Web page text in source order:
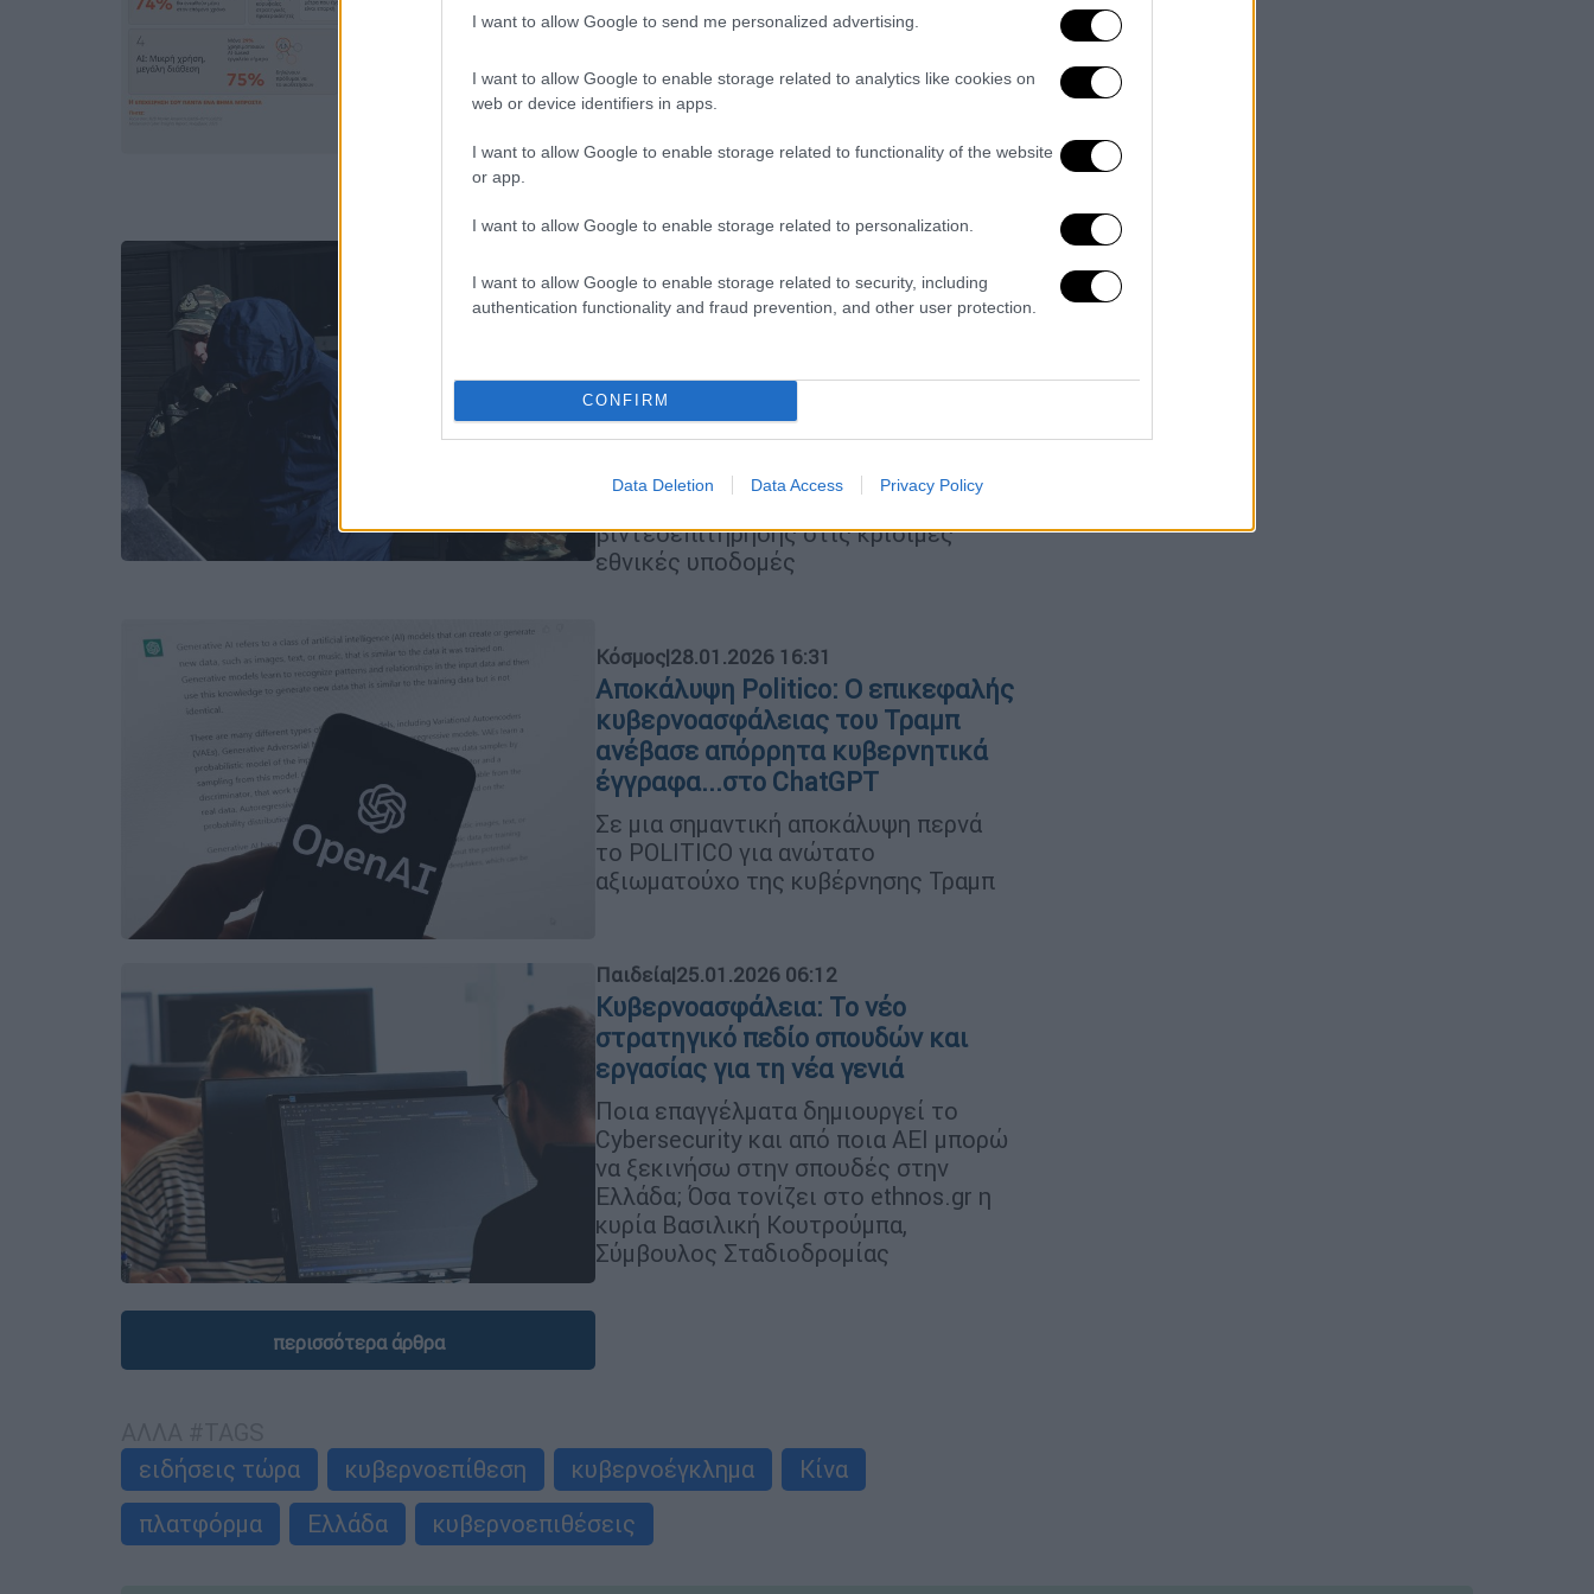
I want to allow Google to send me personalized advertising.
I want to allow Google to enable storage related to analytics like cookies on
web or device identifiers in apps.
I want to allow Google to enable storage related to functionality of the website
or app.
I want to allow Google to enable storage related to personalization.
I want to allow Google to enable storage related to security, including
authentication functionality and fraud prevention, and other user protection.
CONFIRM
Data Deletion Data Access Privacy Policy
Νέα έρευνα της Mastercard δείχνει
ότι, παρότι οι ελληνικές επιχειρήσεις
εμφανίζουν αυξημένη εξοικείωση με
τους κινδύνους των
παρουσιάζουν σημαντικά κενά
Η «ψηφιακή πολιορκία» της
Αθήνας και οι φάκελοι των
«Δούρειους Ίππους»
Η ομολογία του Σμηνάρχου στο
Αεροδικείο, οι αμερικανικοί φάκελοι
για την κυβερνοασφάλεια και η
στοχοποίηση των συστημάτων
βιντεοεπιτήρησης στις κρίσιμες
εθνικές υποδομές
Κόσμος|28.01.2026 16:31
Αποκάλυψη Politico: Ο επικεφαλής
κυβερνοασφάλειας του Τραμπ
ανέβασε απόρρητα κυβερνητικά
έγγραφα...στο ChatGPT
Σε μια σημαντική αποκάλυψη περνά
το POLITICO για ανώτατο
αξιωματούχο της κυβέρνησης Τραμπ
Παιδεία|25.01.2026 06:12
Κυβερνοασφάλεια: Το νέο
στρατηγικό πεδίο σπουδών και
εργασίας για τη νέα γενιά
Ποια επαγγέλματα δημιουργεί το
Cybersecurity και από ποια ΑΕΙ μπορώ
να ξεκινήσω στην σπουδές στην
Ελλάδα; Όσα τονίζει στο ethnos.gr η
κυρία Βασιλική Κουτρούμπα,
Σύμβουλος Σταδιοδρομίας
περισσότερα άρθρα
ειδήσεις τώρα
κυβερνοεπίθεση κυβερνοέγκλημα
Κίνα
πλατφόρμα
Ελλάδα κυβερνοεπιθέσεις